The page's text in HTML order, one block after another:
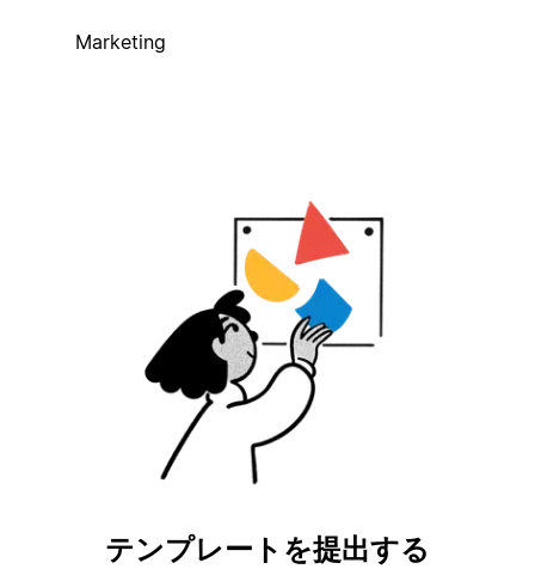
Marketing
テンプレートを提出する